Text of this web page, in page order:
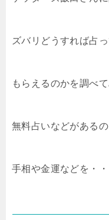
ズバリどうすれば占っ
もらえるのかを調べて
無料占いなどがあるの
手相や金運などを・・